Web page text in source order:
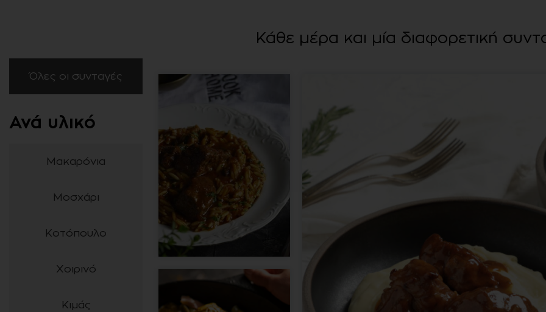
Κάθε μέρα και μία διαφορετική
Όλες οι συνταγές
Μακαρόνια
Μοσχάρι
Κοτόπουλο
Χοιρινό
Κιμάς